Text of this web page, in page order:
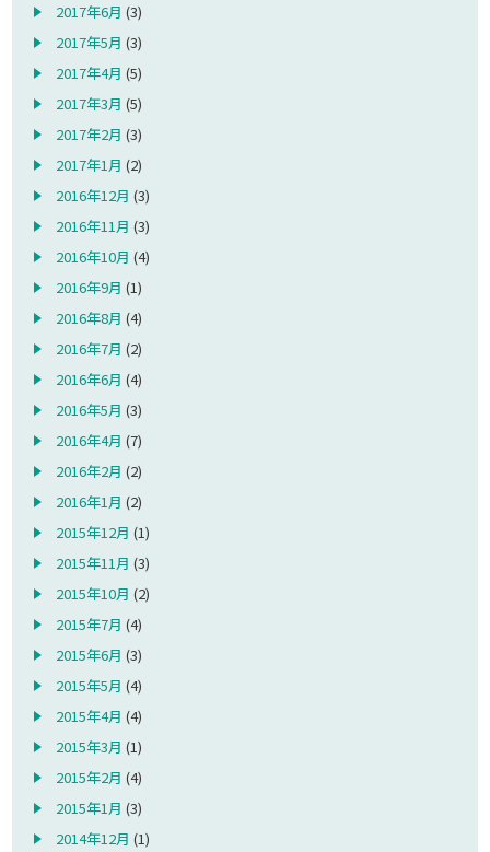
2017年6月 (3)
2017年5月 (3)
2017年4月 (5)
2017年3月 (5)
2017年2月 (3)
2017年1月 (2)
2016年12月 (3)
2016年11月 (3)
2016年10月 (4)
2016年9月 (1)
2016年8月 (4)
2016年7月 (2)
2016年6月 (4)
2016年5月 (3)
2016年4月 (7)
2016年2月 (2)
2016年1月 (2)
2015年12月 (1)
2015年11月 (3)
2015年10月 (2)
2015年7月 (4)
2015年6月 (3)
2015年5月 (4)
2015年4月 (4)
2015年3月 (1)
2015年2月 (4)
2015年1月 (3)
2014年12月 (1)